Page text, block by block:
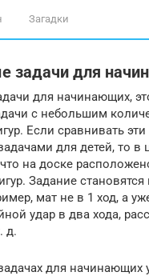
Загадки
задачи для
для начинающих,
с небольшим
Если сравнивать эти
для детей, то в
на доске
Задание становятся
мат не в 1 ход, а
удар в два хода,
д.
для начинающих